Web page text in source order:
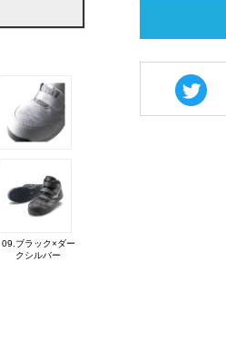
09.ブラック×ダー
クシルバー